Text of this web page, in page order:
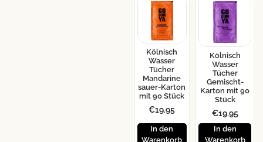
Kölnisch
Wasser
Tücher
Mandarine
sauer-Karton
mit 90 Stück
€19.95
In den
Warenkorb
Kölnisch
Wasser
Tücher
Gemischt-
Karton mit 90
Stück
€19.95
In den
Warenkorb